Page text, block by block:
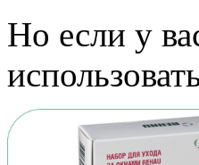
Но если у